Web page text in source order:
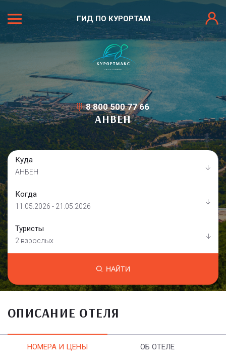
ГИД ПО КУРОРТАМ
8 800 500 77 66
АНВЕН
Куда
АНВЕН
Когда
11.05.2026 - 21.05.2026
Туристы
2 взрослых
НАЙТИ
ОПИСАНИЕ ОТЕЛЯ
НОМЕРА И ЦЕНЫ ОБ ОТЕЛЕ